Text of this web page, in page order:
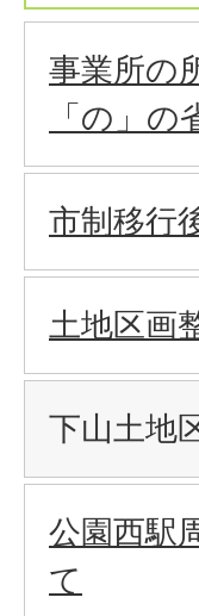
事業所の
「の」
市制移行
土地区画
下山土地
公園西駅
て